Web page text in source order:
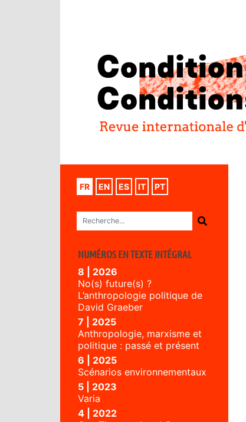
FR EN ES IT PT
NUMÉROS EN TEXTE INTÉGRAL
8 | 2026
No(s) future(s) ?
L’anthropologie politique de
David Graeber
7 | 2025
Anthropologie, marxisme et
politique : passé et présent
6 | 2025
Scénarios environnementaux
5 | 2023
Varia
4 | 2022